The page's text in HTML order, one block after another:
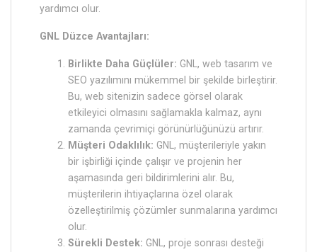
yardımcı olur.
GNL Düzce Avantajları:
Birlikte Daha Güçlüler: GNL, web tasarım ve
SEO yazılımını mükemmel bir şekilde birleştirir.
Bu, web sitenizin sadece görsel olarak
etkileyici olmasını sağlamakla kalmaz, aynı
zamanda çevrimiçi görünürlüğünüzü artırır.
Müşteri Odaklılık: GNL, müşterileriyle yakın
bir işbirliği içinde çalışır ve projenin her
aşamasında geri bildirimlerini alır. Bu,
müşterilerin ihtiyaçlarına özel olarak
özelleştirilmiş çözümler sunmalarına yardımcı
olur.
Sürekli Destek: GNL, proje sonrası desteği